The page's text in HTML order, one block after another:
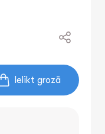
Ielikt grozā